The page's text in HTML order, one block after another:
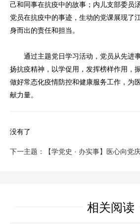
己和同事在抗疫中的故事；内儿支部委员
党员在抗疫中的事迹，生动的党课展现了
身而出的责任和担当。
通过主题党日学习活动，党员从先进
扬抗疫精神，以学促用，发挥榜样作用，
做好常态化疫情防控和健康服务工作，为
献力量。
没有了
下一主题：【学党史 · 办实事】医心向党
相关阅读